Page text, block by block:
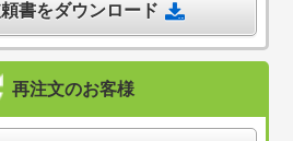
書をダウンロード
再注文のお客様